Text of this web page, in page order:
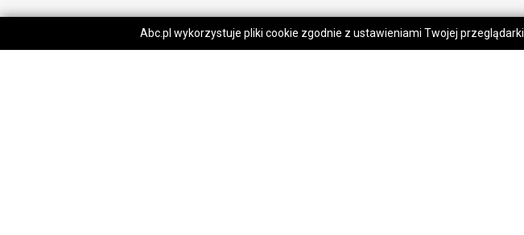
Abc.pl wykorzystuje pliki cookie zgodnie z ustawieniami Twojej